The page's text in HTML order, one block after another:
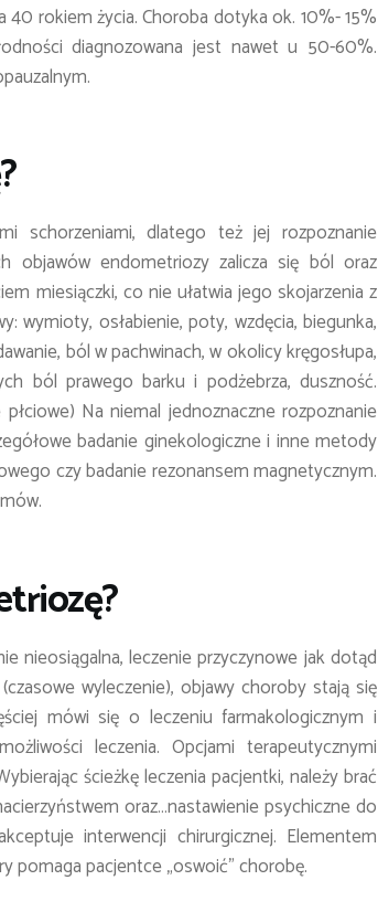
rokiem życia. Choroba dotyka ok. 10%- 15%
diagnozowana jest nawet u 50-60%.
schorzeniami, dlatego też jej rozpoznanie
endometriozy zalicza się ból oraz
miesiączki, co nie ułatwia jego skojarzenia z
wymioty, osłabienie, poty, wzdęcia, biegunka,
ból w pachwinach, w okolicy kręgosłupa,
ból prawego barku i podżebrza, duszność.
Na niemal jednoznaczne rozpoznanie
badanie ginekologiczne i inne metody
czy badanie rezonansem magnetycznym.
nieosiągalna, leczenie przyczynowe jak dotąd
wyleczenie), objawy choroby stają się
mówi się o leczeniu farmakologicznym i
leczenia. Opcjami terapeutycznymi
ścieżkę leczenia pacjentki, należy brać
oraz…nastawienie psychiczne do
interwencji chirurgicznej. Elementem
pomaga pacjentce „oswoić” chorobę.